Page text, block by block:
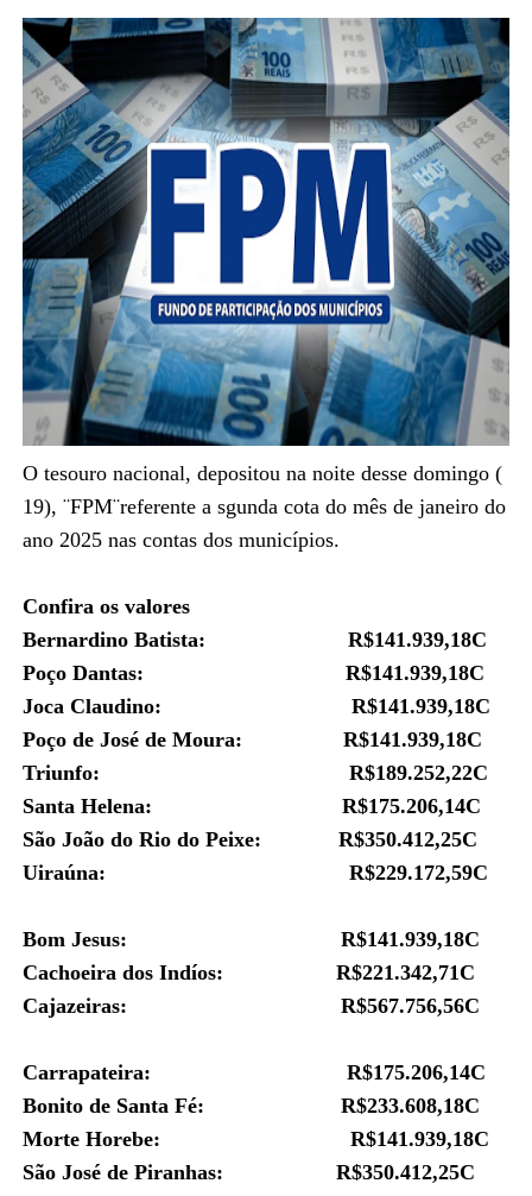
O tesouro nacional, depositou na noite desse domingo (
19), ¨FPM¨referente a sgunda cota do mês de janeiro do
ano 2025 nas contas dos municípios.
Confira os valores
Bernardino Batista: R$141.939,18C
Poço Dantas: R$141.939,18C
Joca Claudino: R$141.939,18C
Poço de José de Moura: R$141.939,18C
Triunfo: R$189.252,22C
Santa Helena: R$175.206,14C
São João do Rio do Peixe: R$350.412,25C
Uiraúna: R$229.172,59C
Bom Jesus: R$141.939,18C
Cachoeira dos Indíos: R$221.342,71C
Cajazeiras: R$567.756,56C
Carrapateira: R$175.206,14C
Bonito de Santa Fé: R$233.608,18C
Morte Horebe: R$141.939,18C
São José de Piranhas: R$350.412,25C